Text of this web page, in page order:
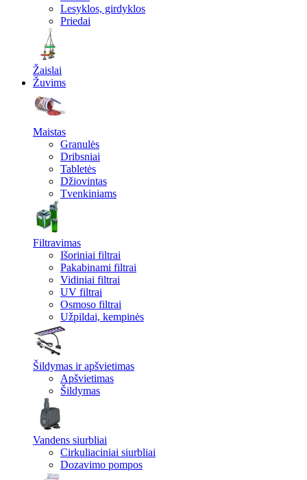
Lesyklos, girdyklos
Priedai
Žaislai
Žuvims
Maistas
Granulės
Dribsniai
Tabletės
Džiovintas
Tvenkiniams
Filtravimas
Išoriniai filtrai
Pakabinami filtrai
Vidiniai filtrai
UV filtrai
Osmoso filtrai
Užpildai, kempinės
Šildymas ir apšvietimas
Apšvietimas
Šildymas
Vandens siurbliai
Cirkuliaciniai siurbliai
Dozavimo pompos